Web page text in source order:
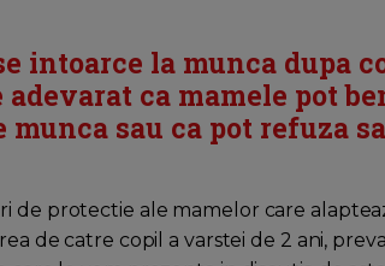
intoarce la munca dupa
ca mamele pot
sau ca pot refuza
de protectie ale mamelor care
de catre copil a varstei de 2 ani,